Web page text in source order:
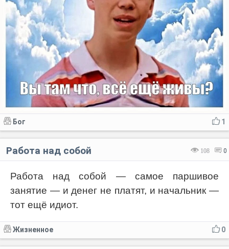
1
Бог
108 0
Работа над собой
Работа над собой — самое паршивое
занятие — и денег не платят, и начальник —
тот ещё идиот.
0
Жизненное